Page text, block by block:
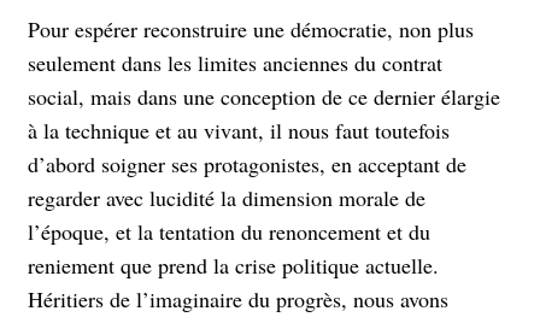
Pour espérer reconstruire une démocratie, non plus
seulement dans les limites anciennes du contrat
social, mais dans une conception de ce dernier élargie
à la technique et au vivant, il nous faut toutefois
d’abord soigner ses protagonistes, en acceptant de
regarder avec lucidité la dimension morale de
l’époque, et la tentation du renoncement et du
reniement que prend la crise politique actuelle.
Héritiers de l’imaginaire du progrès, nous avons